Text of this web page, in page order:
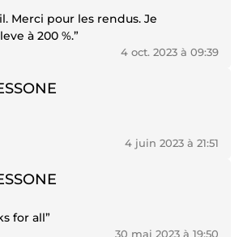
Merci pour les rendus. Je
à 200 %.”
4 oct. 2023 à 09:39
4 juin 2023 à 21:51
for all”
30 mai 2023 à 19:50